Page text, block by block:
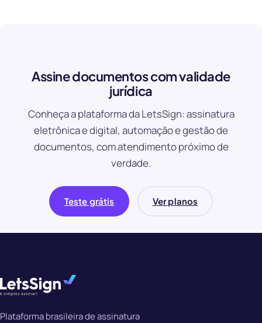
Assine documentos com validade
jurídica
Conheça a plataforma da LetsSign: assinatura
eletrônica e digital, automação e gestão de
documentos, com atendimento próximo de
verdade.
Teste grátis Ver planos
Plataforma brasileira de assinatura